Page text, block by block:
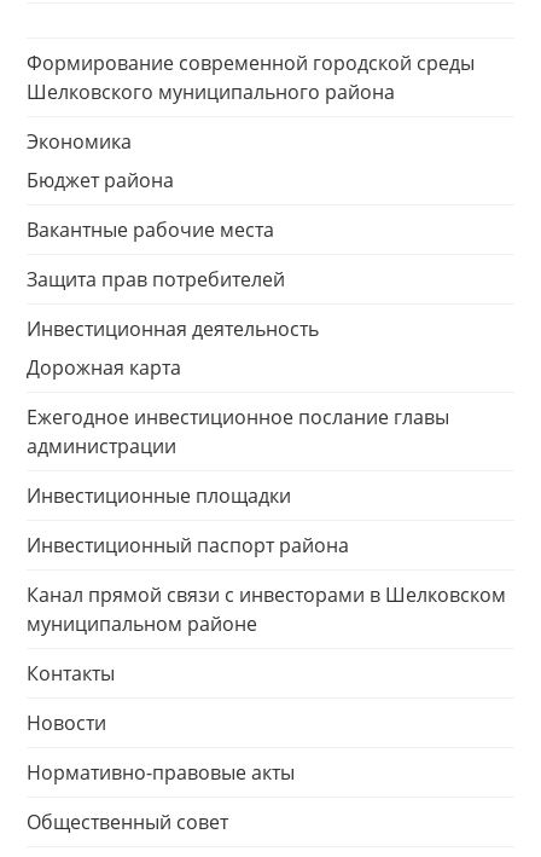
Формирование современной городской среды
Шелковского муниципального района
Экономика
Бюджет района
Вакантные рабочие места
Защита прав потребителей
Инвестиционная деятельность
Дорожная карта
Ежегодное инвестиционное послание главы
администрации
Инвестиционные площадки
Инвестиционный паспорт района
Канал прямой связи с инвесторами в Шелковском
муниципальном районе
Контакты
Новости
Нормативно-правовые акты
Общественный совет